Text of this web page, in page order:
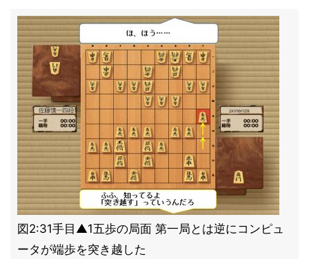
図2:31手目▲1五歩の局面 第一局とは逆にコンピュ
ータが端歩を突き越した